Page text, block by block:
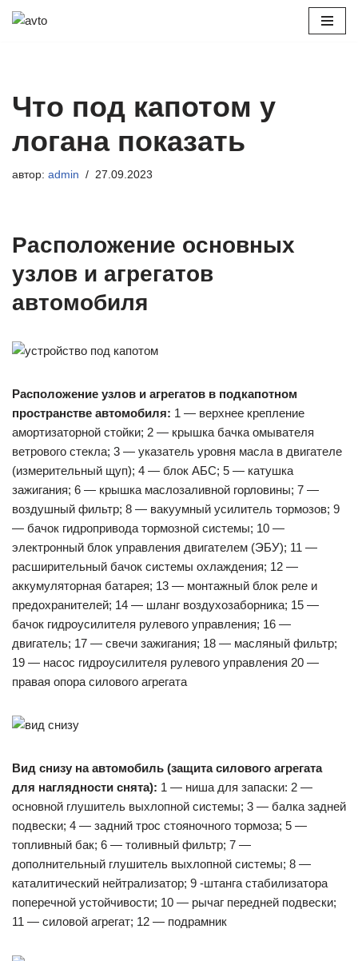
Что под капотом у
логана показать
автор: admin 27.09.2023
Расположение основных
узлов и агрегатов
автомобиля
Расположение узлов и агрегатов в подкапотном
пространстве автомобиля: 1 — верхнее крепление
амортизаторной стойки; 2 — крышка бачка омывателя
ветрового стекла; 3 — указатель уровня масла в двигателе
(измерительный щуп); 4 — блок АБС; 5 — катушка
зажигания; 6 — крышка маслозаливной горловины; 7 —
воздушный фильтр; 8 — вакуумный усилитель тормозов; 9
— бачок гидропривода тормозной системы; 10 —
электронный блок управления двигателем (ЭБУ); 11 —
расширительный бачок системы охлаждения; 12 —
аккумуляторная батарея; 13 — монтажный блок реле и
предохранителей; 14 — шланг воздухозаборника; 15 —
бачок гидроусилителя рулевого управления; 16 —
двигатель; 17 — свечи зажигания; 18 — масляный фильтр;
19 — насос гидроусилителя рулевого управления 20 —
правая опора силового агрегата
Вид снизу на автомобиль (защита силового агрегата
для наглядности снята): 1 — ниша для запаски: 2 —
основной глушитель выхлопной системы; 3 — балка задней
подвески; 4 — задний трос стояночного тормоза; 5 —
топливный бак; 6 — толивный фильтр; 7 —
дополнительный глушитель выхлопной системы; 8 —
каталитический нейтрализатор; 9 -штанга стабилизатора
поперечной устойчивости; 10 — рычаг передней подвески;
11 — силовой агрегат; 12 — подрамник